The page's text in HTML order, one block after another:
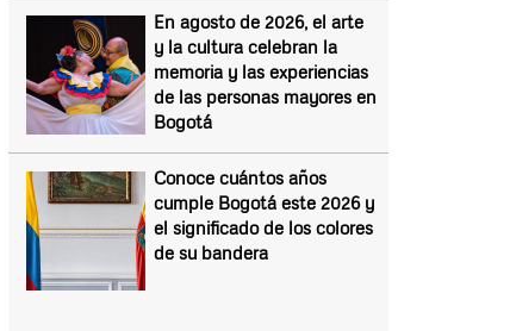
En agosto de 2026, el arte
y la cultura celebran la
memoria y las experiencias
de las personas mayores en
Bogotá
Conoce cuántos años
cumple Bogotá este 2026 y
el significado de los colores
de su bandera